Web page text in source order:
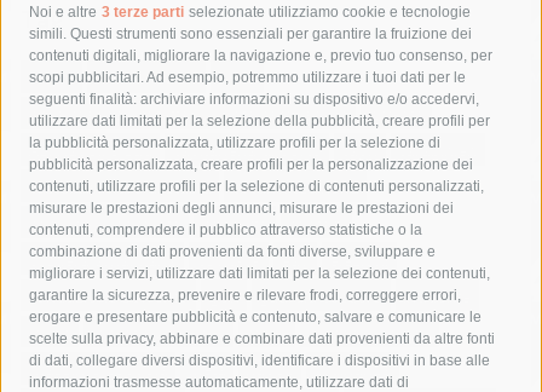
Noi e altre 3 terze parti selezionate utilizziamo cookie e tecnologie
simili. Questi strumenti sono essenziali per garantire la fruizione dei
contenuti digitali, migliorare la navigazione e, previo tuo consenso, per
scopi pubblicitari. Ad esempio, potremmo utilizzare i tuoi dati per le
seguenti finalità: archiviare informazioni su dispositivo e/o accedervi,
utilizzare dati limitati per la selezione della pubblicità, creare profili per
la pubblicità personalizzata, utilizzare profili per la selezione di
pubblicità personalizzata, creare profili per la personalizzazione dei
contenuti, utilizzare profili per la selezione di contenuti personalizzati,
misurare le prestazioni degli annunci, misurare le prestazioni dei
contenuti, comprendere il pubblico attraverso statistiche o la
combinazione di dati provenienti da fonti diverse, sviluppare e
migliorare i servizi, utilizzare dati limitati per la selezione dei contenuti,
garantire la sicurezza, prevenire e rilevare frodi, correggere errori,
erogare e presentare pubblicità e contenuto, salvare e comunicare le
scelte sulla privacy, abbinare e combinare dati provenienti da altre fonti
di dati, collegare diversi dispositivi, identificare i dispositivi in base alle
informazioni trasmesse automaticamente, utilizzare dati di
Tag
acqua allerta meteo
anas
area marina protetta di punta campanella
arresto
Asl Napoli 3 sud
capitaneria di porto capri
carabinieri
castellammare di stabia
circumvesuviana
comune di sorrento
concerto
contagi
costiera amalfitana
covid-19 eav
elezioni
fondazione sorrento
gori guardia costiera
incidente
lavori
lorenzo balducelli mare
massa lubrense
massimo coppola
Meta napoli
ordinanza